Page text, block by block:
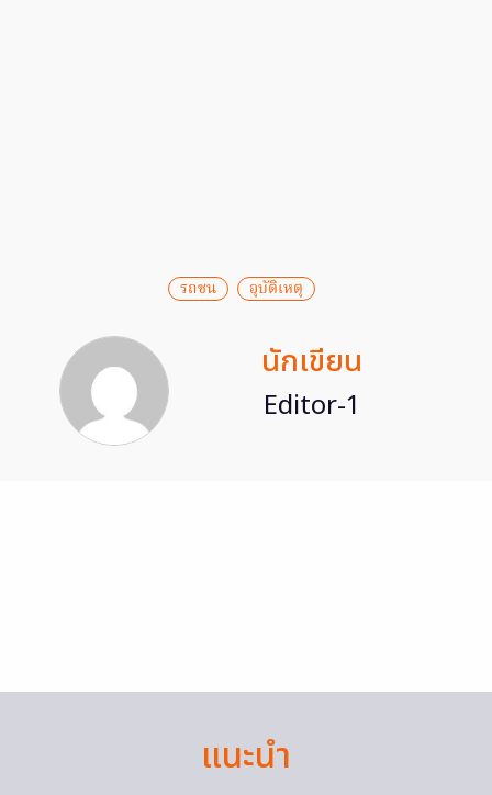
รถชน อุบัติเหตุ
นักเขียน
Editor-1
แนะนำ